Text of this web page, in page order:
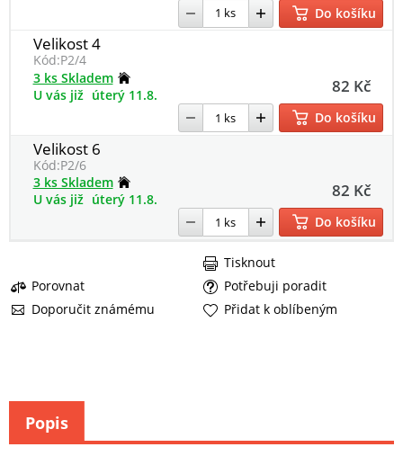
Do košíku
Velikost 4
Kód:P2/4
82 Kč
3 ks Skladem
U vás již úterý 11.8.
Do košíku
Velikost 6
Kód:P2/6
82 Kč
3 ks Skladem
U vás již úterý 11.8.
Do košíku
Porovnat
Potřebuji poradit
Doporučit známému
Tisknout
Přidat k oblíbeným
Popis